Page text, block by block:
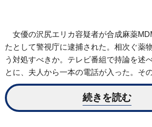
女優の沢尻エリカ容疑者が合成麻薬
たとして警視庁に逮捕された。相次ぐ薬
う対処すべきか。テレビ番組で持論を述
とに、夫人から一本の電話が入った。そ
続きを読む